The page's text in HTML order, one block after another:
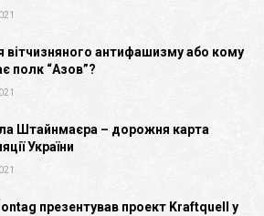
вітчизняного антифашизму або кому
полк “Азов”?
Штайнмаєра – дорожня карта
України
презентував проект Kraftquell у